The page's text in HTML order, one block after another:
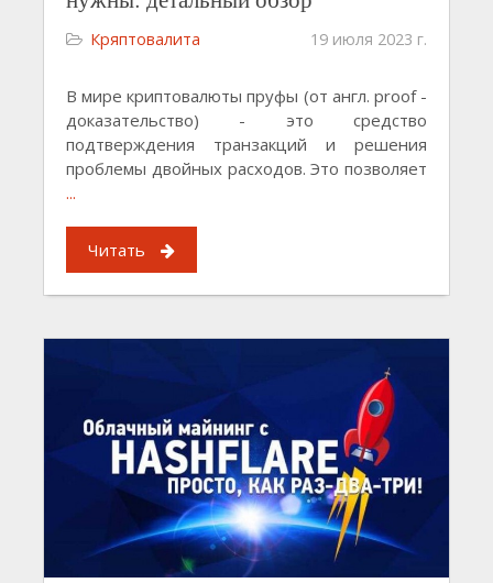
Кряптовалита 19 июля 2023 г.
В мире криптовалюты пруфы (от англ. proof -
доказательство) - это средство
подтверждения транзакций и решения
проблемы двойных расходов. Это позволяет
...
Читать